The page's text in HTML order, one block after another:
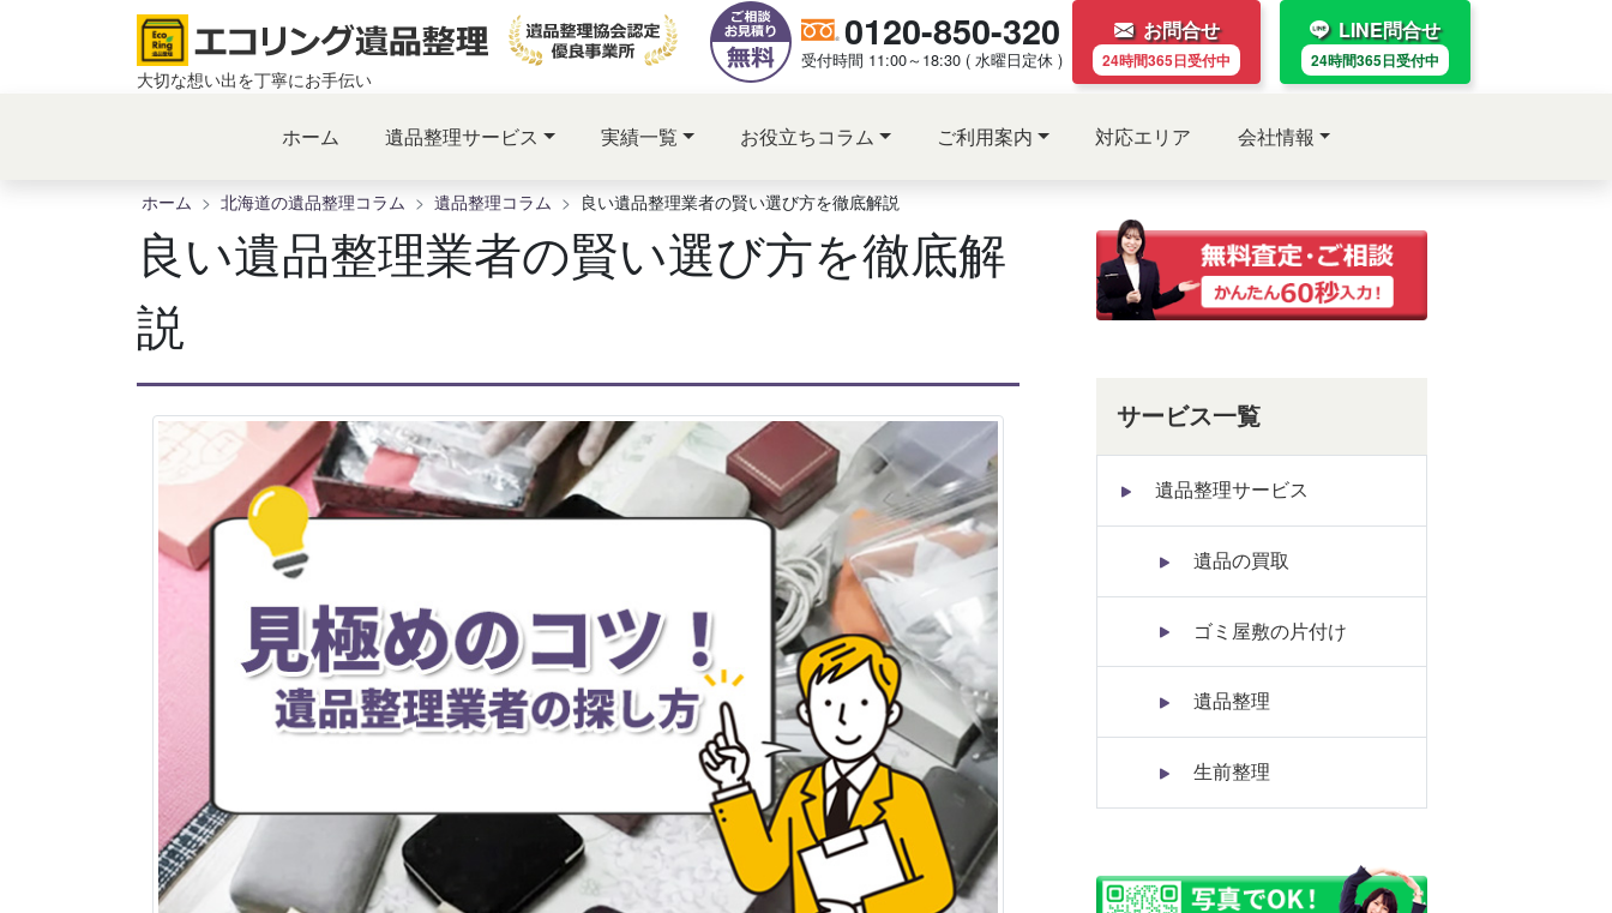
大切な想い出を丁寧にお手伝い
ホーム 遺品整理サービス 実績一覧 お役立ちコラム ご利用案内 対応エリア 会社情報
0120-850-320
受付時間 11:00～18:30 ( 水曜日定休 )
お問合せ
24時間365日受付中
LINE問合せ
24時間365日受付中
ホーム 北海道の遺品整理コラム 遺品整理コラム 良い遺品整理業者の賢い選び方を徹底解説
良い遺品整理業者の賢い選び方を徹底解
説
サービス一覧
遺品整理サービス
遺品の買取
ゴミ屋敷の片付け
遺品整理
生前整理